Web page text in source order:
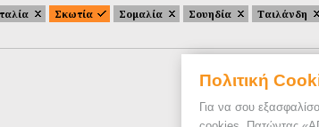
Πολιτική
Για να σου
Σκωτία Σομαλία Σουηδία Ταιλάνδη